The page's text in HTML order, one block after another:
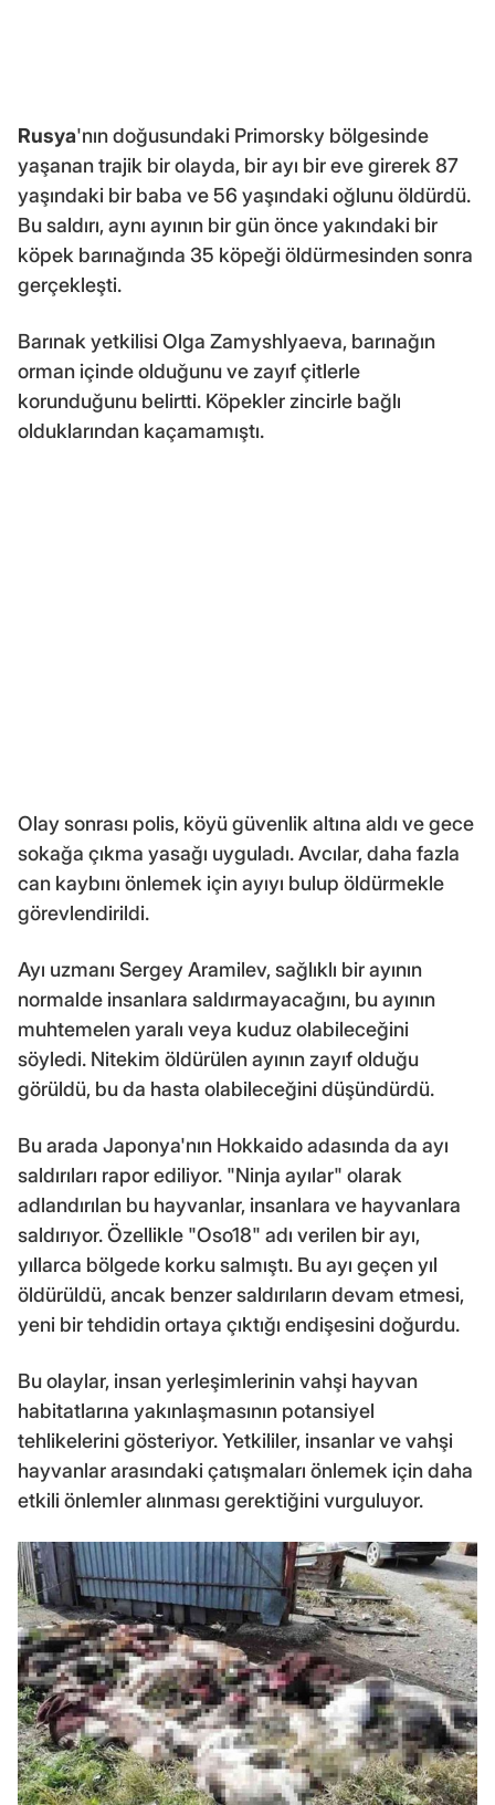
Rusya'nın doğusundaki Primorsky bölgesinde
yaşanan trajik bir olayda, bir ayı bir eve girerek 87
yaşındaki bir baba ve 56 yaşındaki oğlunu öldürdü.
Bu saldırı, aynı ayının bir gün önce yakındaki bir
köpek barınağında 35 köpeği öldürmesinden sonra
gerçekleşti.
Barınak yetkilisi Olga Zamyshlyaeva, barınağın
orman içinde olduğunu ve zayıf çitlerle
korunduğunu belirtti. Köpekler zincirle bağlı
olduklarından kaçamamıştı.
Olay sonrası polis, köyü güvenlik altına aldı ve gece
sokağa çıkma yasağı uyguladı. Avcılar, daha fazla
can kaybını önlemek için ayıyı bulup öldürmekle
görevlendirildi.
Ayı uzmanı Sergey Aramilev, sağlıklı bir ayının
normalde insanlara saldırmayacağını, bu ayının
muhtemelen yaralı veya kuduz olabileceğini
söyledi. Nitekim öldürülen ayının zayıf olduğu
görüldü, bu da hasta olabileceğini düşündürdü.
Bu arada Japonya'nın Hokkaido adasında da ayı
saldırıları rapor ediliyor. "Ninja ayılar" olarak
adlandırılan bu hayvanlar, insanlara ve hayvanlara
saldırıyor. Özellikle "Oso18" adı verilen bir ayı,
yıllarca bölgede korku salmıştı. Bu ayı geçen yıl
öldürüldü, ancak benzer saldırıların devam etmesi,
yeni bir tehdidin ortaya çıktığı endişesini doğurdu.
Bu olaylar, insan yerleşimlerinin vahşi hayvan
habitatlarına yakınlaşmasının potansiyel
tehlikelerini gösteriyor. Yetkililer, insanlar ve vahşi
hayvanlar arasındaki çatışmaları önlemek için daha
etkili önlemler alınması gerektiğini vurguluyor.